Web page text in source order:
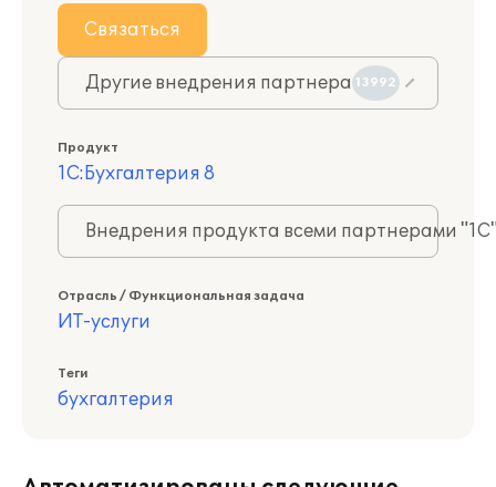
Связаться
Другие внедрения партнера 13992
Продукт
1С:Бухгалтерия 8
Внедрения продукта всеми партнерами
Отрасль / Функциональная задача
ИТ-услуги
Теги
бухгалтерия